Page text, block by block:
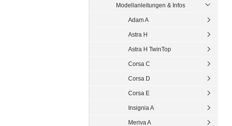
Modellanleitungen & Infos
Adam A
Astra H
Astra H TwinTop
Corsa C
Corsa D
Corsa E
Insignia A
Meriva A